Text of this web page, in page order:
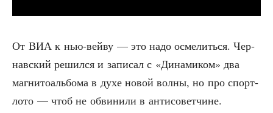
От ВИА к нью-вей­ву — это надо осме­лить­ся. Чер­
нав­ский решил­ся и запи­сал с «Дина­ми­ком» два
маг­ни­то­аль­бо­ма в духе новой вол­ны, но про спорт­
ло­то — чтоб не обви­ни­ли в анти­со­вет­чине.